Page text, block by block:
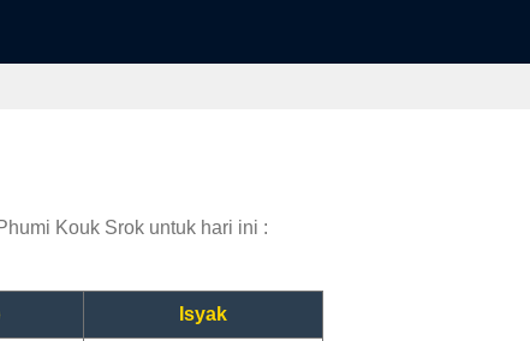
Kouk Srok untuk hari ini :
Isyak